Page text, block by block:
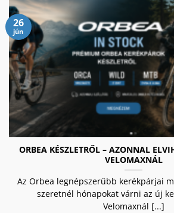
ORBEA KÉSZLETRŐL – AZONNAL
VELOMAXNÁL
Az Orbea legnépszerűbb kerékpárjai
szeretnél hónapokat várni az új
Velomaxnál [...]
26
jún